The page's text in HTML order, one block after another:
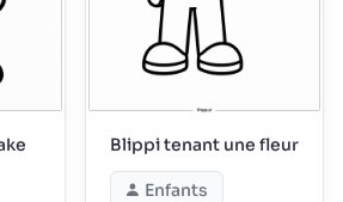
Blippi tenant une fleur
Enfants